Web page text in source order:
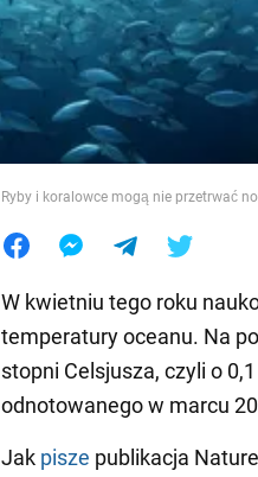
Jedzenie
Ryby i koralowce mogą nie przetrwać
W kwietniu tego roku
temperatury oceanu. Na
stopni Celsjusza, czyli o
odnotowanego w marcu
Jak pisze publikacja